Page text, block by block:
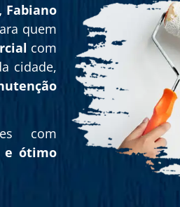
Fabiano
quem
com
cidade,
com
e ótimo